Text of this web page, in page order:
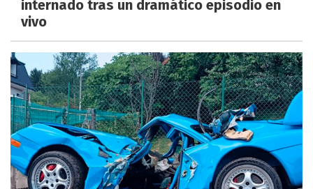
internado tras un dramático episodio en
vivo